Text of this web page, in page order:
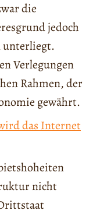
die
jedoch
unterliegt.
Verlegungen
Rahmen, der
gewährt.
das Internet
nicht